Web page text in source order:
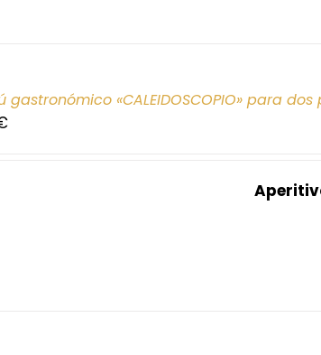
gastronómico «CALEIDOSCOPIO» para